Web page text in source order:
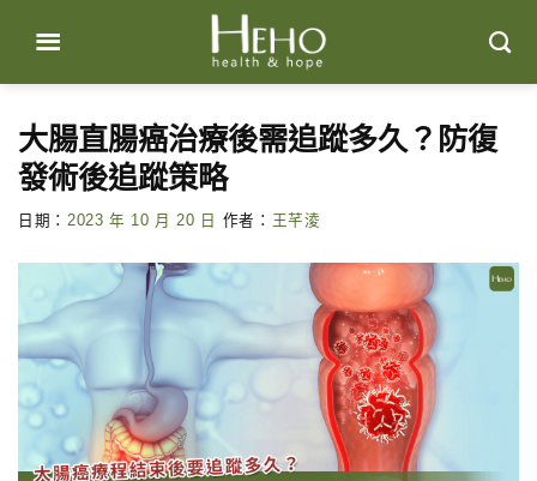
content
大腸直腸癌治療後需追蹤多久？防復
發術後追蹤策略
日期： 2023 年 10 月 20 日 作者： 王芊淩